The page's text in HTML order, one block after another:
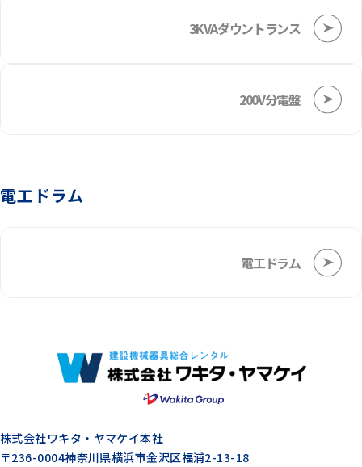
3KVAダウントランス
200V分電盤
電工ドラム
電工ドラム
株式会社ワキタ・ヤマケイ本社
〒236-0004神奈川県横浜市金沢区福浦2-13-18